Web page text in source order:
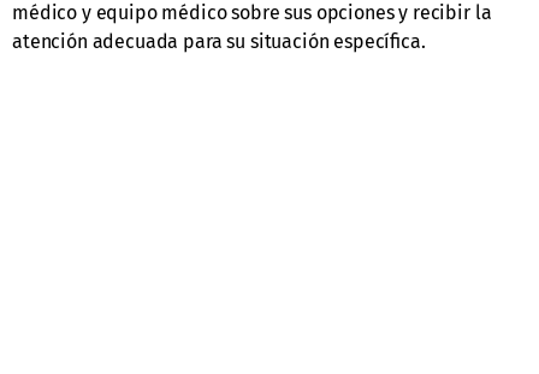
médico y equipo médico sobre sus opciones y recibir la
atención adecuada para su situación específica.